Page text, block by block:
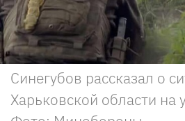
Синегубов рассказал о
Харьковской области на